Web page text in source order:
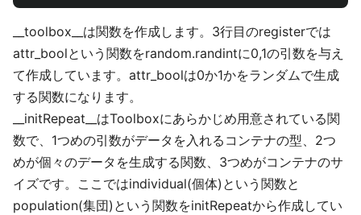
__toolbox__は関数を作成します。3行目のregisterでは
attr_boolという関数をrandom.randintに0,1の引数を与え
て作成しています。attr_boolは0か1かをランダムで生成
する関数になります。
__initRepeat__はToolboxにあらかじめ用意されている関
数で、1つめの引数がデータを入れるコンテナの型、2つ
めが個々のデータを生成する関数、3つめがコンテナのサ
イズです。ここではindividual(個体)という関数と
population(集団)という関数をinitRepeatから作成してい